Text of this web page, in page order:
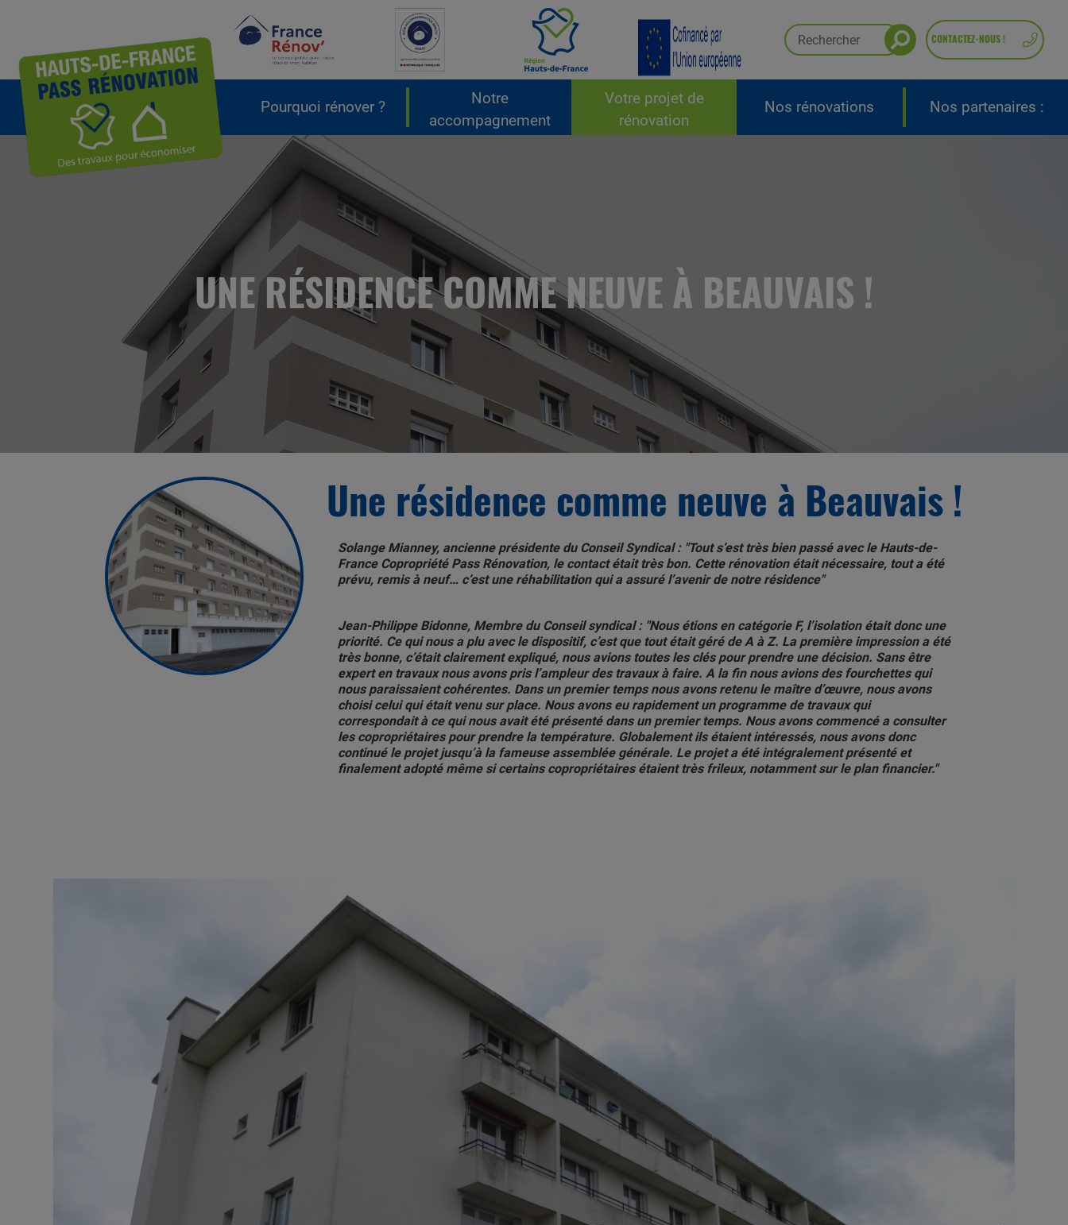
CONTACTEZ-NOUS !
Pourquoi rénover ?
Notre
accompagnement
Votre projet de
rénovation
Nos rénovations Nos partenaires :
UNE RÉSIDENCE COMME NEUVE À BEAUVAIS !
Une résidence comme neuve à Beauvais !
Solange Mianney, ancienne présidente du Conseil Syndical : "Tout s’est très bien passé avec le Hauts-de-
France Copropriété Pass Rénovation, le contact était très bon. Cette rénovation était nécessaire, tout a été
prévu, remis à neuf… c’est une réhabilitation qui a assuré l’avenir de notre résidence"
Jean-Philippe Bidonne, Membre du Conseil syndical : "Nous étions en catégorie F, l’isolation était donc une
priorité. Ce qui nous a plu avec le dispositif, c’est que tout était géré de A à Z. La première impression a été
très bonne, c’était clairement expliqué, nous avions toutes les clés pour prendre une décision. Sans être
expert en travaux nous avons pris l’ampleur des travaux à faire. A la fin nous avions des fourchettes qui
nous paraissaient cohérentes. Dans un premier temps nous avons retenu le maître d’œuvre, nous avons
choisi celui qui était venu sur place. Nous avons eu rapidement un programme de travaux qui
correspondait à ce qui nous avait été présenté dans un premier temps. Nous avons commencé a consulter
les copropriétaires pour prendre la température. Globalement ils étaient intéressés, nous avons donc
continué le projet jusqu’à la fameuse assemblée générale. Le projet a été intégralement présenté et
finalement adopté même si certains copropriétaires étaient très frileux, notamment sur le plan financier."